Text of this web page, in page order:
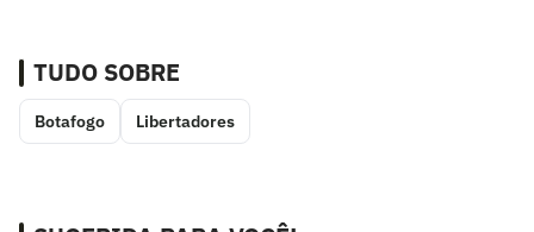
TUDO SOBRE
Botafogo Libertadores